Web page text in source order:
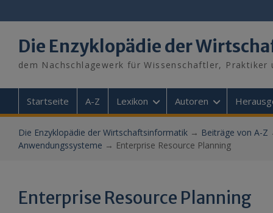
to
Die Enzyklopädie der
dem Nachschlagewerk für Wissenschaftler, Praktiker
Startseite A-Z Lexikon Autoren
Die Enzyklopädie der Wirtschaftsinformatik→ Beiträge von A-Z
Anwendungssysteme → Enterprise Resource Planning
Enterprise Resource Planning